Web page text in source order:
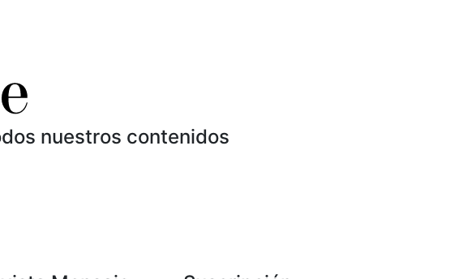
nuestros contenidos